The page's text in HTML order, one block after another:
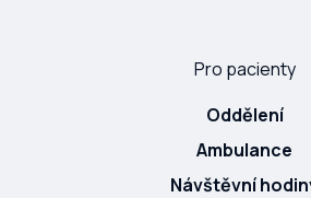
Pro pacienty
Oddělení
Ambulance
Návštěvní